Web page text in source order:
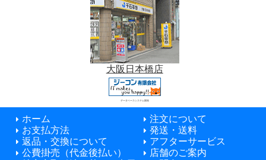
大阪日本橋店
データベースシステム開発
ホーム
注文について
お支払方法
発送・送料
返品・交換について
アフターサービス
公費掛売（代金後払い）
店舗のご案内